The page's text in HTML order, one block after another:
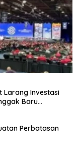
Larang Investasi
Baru
Perbatasan